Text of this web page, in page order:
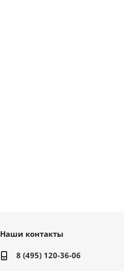
Наши контакты
8 (495) 120-36-06